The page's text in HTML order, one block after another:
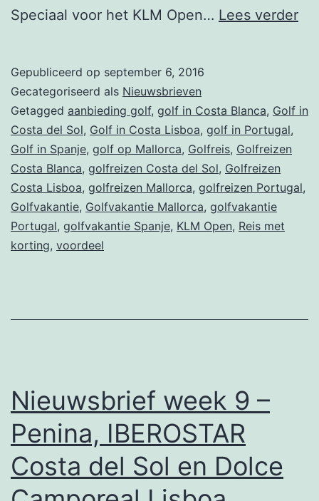
Speciaal voor het KLM Open… Lees verder
Gepubliceerd op september 6, 2016
Gecategoriseerd als Nieuwsbrieven
Getagged aanbieding golf, golf in Costa Blanca, Golf in
Costa del Sol, Golf in Costa Lisboa, golf in Portugal,
Golf in Spanje, golf op Mallorca, Golfreis, Golfreizen
Costa Blanca, golfreizen Costa del Sol, Golfreizen
Costa Lisboa, golfreizen Mallorca, golfreizen Portugal,
Golfvakantie, Golfvakantie Mallorca, golfvakantie
Portugal, golfvakantie Spanje, KLM Open, Reis met
korting, voordeel
Nieuwsbrief week 9 –
Penina, IBEROSTAR
Costa del Sol en Dolce